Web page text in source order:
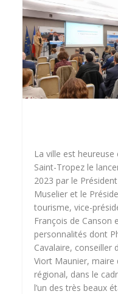
La ville est heureuse
Saint-Tropez le
2023 par le
Muselier et le
tourisme, vice-
François de Canson
personnalités dont
Cavalaire,
Viort Maunier, maire
régional, dans le
l’un des très beaux